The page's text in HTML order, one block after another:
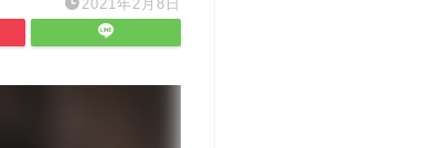
2021年2月8日